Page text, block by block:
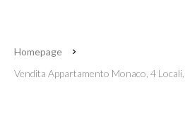
Homepage
Vendita Appartamento Monaco, 4